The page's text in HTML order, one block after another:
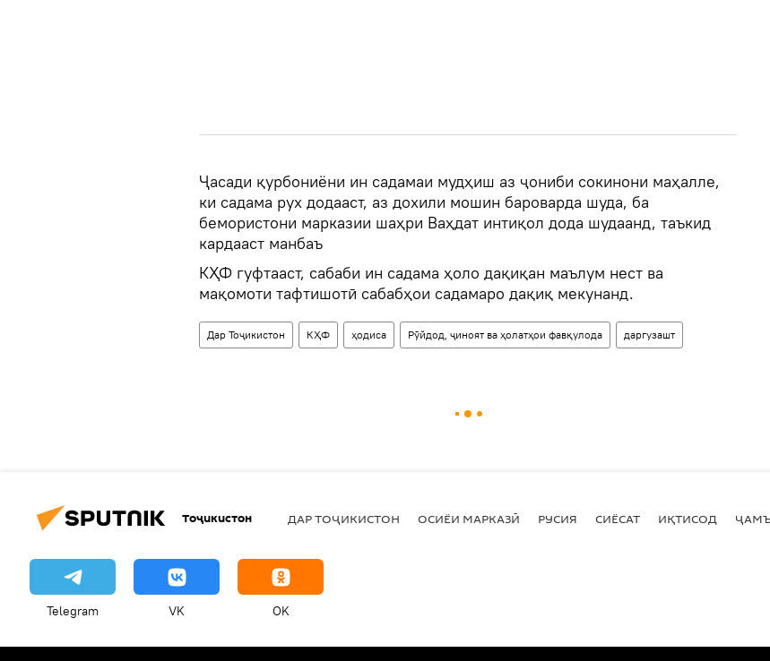
Ҷасади қурбониёни ин садамаи мудҳиш аз ҷониби сокинони маҳалле,
ки садама рух додааст, аз дохили мошин бароварда шуда, ба
бемористони марказии шаҳри Ваҳдат интиқол дода шудаанд, таъкид
кардааст манбаъ
КҲФ гуфтааст, сабаби ин садама ҳоло дақиқан маълум нест ва
мақомоти тафтишотӣ сабабҳои садамаро дақиқ мекунанд.
Дар Тоҷикистон КҲФ ҳодиса Рӯйдод, ҷиноят ва ҳолатҳои фавқулода даргузашт
Тоҷикистон ДАР ТОҶИКИСТОН ОСИЁИ МАРКАЗӢ РУСИЯ СИЁСАТ ИҚТИСОД
Telegram VK OK